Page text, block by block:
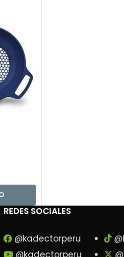
REDES SOCIALES
@kadectorperu
@kadectorperu